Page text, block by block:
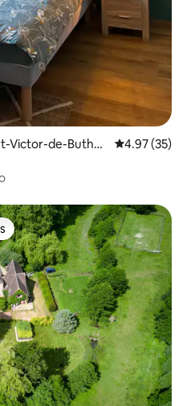
Victor-de-Butho
Calificación
4.97 (35)